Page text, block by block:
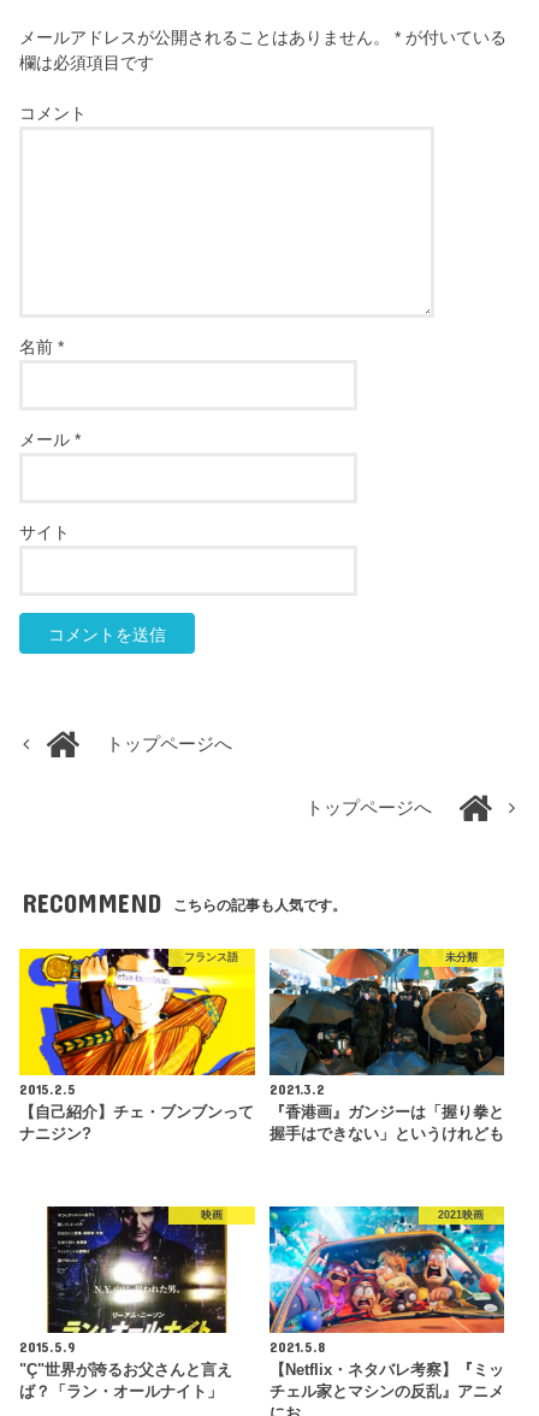
メールアドレスが公開されることはありません。 * が付いている
欄は必須項目です
コメント
名前*
メール*
サイト
トップページへ
トップページへ
RECOMMEND こちらの記事も人気です。
フランス語
2015.2.5
【自己紹介】チェ・ブンブンって
ナニジン?
未分類
2021.3.2
『香港画』ガンジーは「握り拳と
握手はできない」というけれども
映画
2015.5.9
"Ç"世界が誇るお父さんと言え
ば？「ラン・オールナイト」
2021映画
2021.5.8
【Netflix・ネタバレ考察】『ミッ
チェル家とマシンの反乱』アニメ